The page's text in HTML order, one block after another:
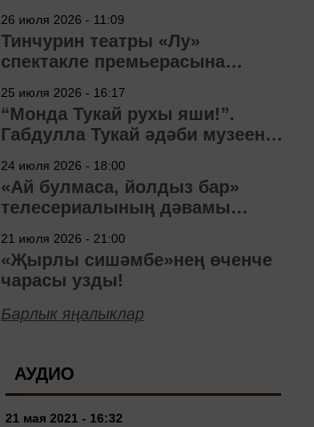
26 июля 2026 - 11:09
Тинчурин театры «Лу»
спектакле премьерасына
25 июля 2026 - 16:17
“Монда Тукай рухы яши!”.
Габдулла Тукай әдәби музеена
24 июля 2026 - 18:00
«Ай булмаса, йолдыз бар»
телесериалының дәвамы
21 июля 2026 - 21:00
«Җырлы сишәмбе»нең өченче
чарасы узды!
Барлык яңалыклар
АУДИО
21 мая 2021 - 16:32